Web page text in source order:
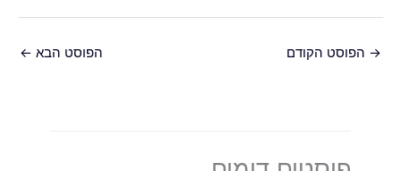
→ הפוסט הקודם הפוסט הבא ←